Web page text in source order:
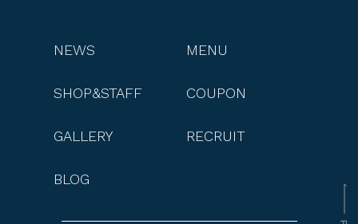
NEWS MENU
SHOP&STAFF COUPON
GALLERY RECRUIT
BLOG